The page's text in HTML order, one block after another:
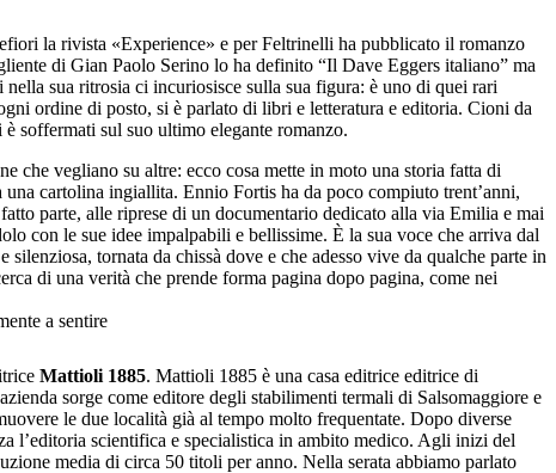
la rivista «Experience» e per Feltrinelli ha pubblicato il romanzo
di Gian Paolo Serino lo ha definito “Il Dave Eggers italiano” ma
sua ritrosia ci incuriosisce sulla sua figura: è uno di quei rari
ordine di posto, si è parlato di libri e letteratura e editoria. Cioni da
soffermati sul suo ultimo elegante romanzo.
che vegliano su altre: ecco cosa mette in moto una storia fatta di
cartolina ingiallita. Ennio Fortis ha da poco compiuto trent’anni,
parte, alle riprese di un documentario dedicato alla via Emilia e mai
con le sue idee impalpabili e bellissime. È la sua voce che arriva dal
tornata da chissà dove e che adesso vive da qualche parte in
di una verità che prende forma pagina dopo pagina, come nei
a sentire
Mattioli 1885. Mattioli 1885 è una casa editrice editrice di
sorge come editore degli stabilimenti termali di Salsomaggiore e
le due località già al tempo molto frequentate. Dopo diverse
l’editoria scientifica e specialistica in ambito medico. Agli inizi del
media di circa 50 titoli per anno. Nella serata abbiamo parlato